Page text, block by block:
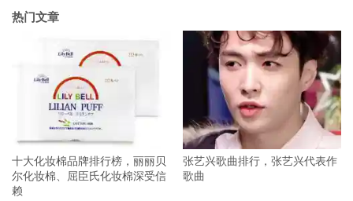
热门文章
十大化妆棉品牌排行榜，丽丽贝
尔化妆棉、屈臣氏化妆棉深受信
赖
张艺兴歌曲排行，张艺兴代表作
歌曲